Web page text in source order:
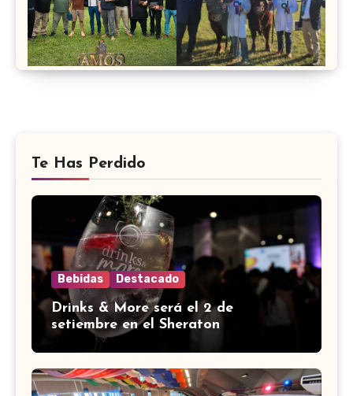
Te Has Perdido
Bebidas Destacado
Drinks & More será el 2 de
setiembre en el Sheraton